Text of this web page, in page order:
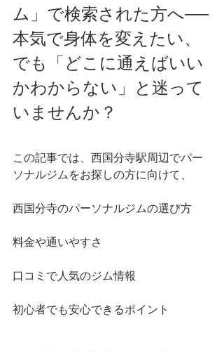
ム」で検索された方へ──
本気で身体を変えたい、
でも「どこに通えばいい
かわからない」と迷って
いませんか？
この記事では、西国分寺駅周辺でパー
ソナルジムをお探しの方に向けて、
西国分寺のパーソナルジムの選び方
料金や通いやすさ
口コミで人気のジム情報
初心者でも安心できるポイント